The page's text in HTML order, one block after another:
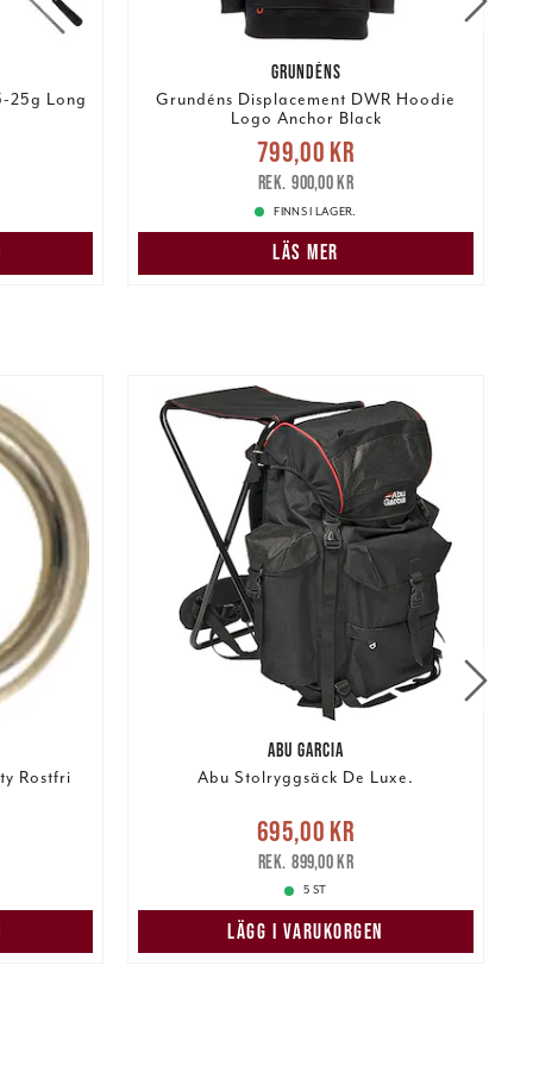
25g Long
GRUNDÉNS
Grundéns Displacement DWR Hoodie
Logo Anchor Black
Nuvarande pris
Tidigare pris
799,00 kr
900,00 kr
FINNS I LAGER.
LÄS MER
Rostfri
ABU GARCIA
Abu Stolryggsäck De Luxe.
Nuvarande pris
Tidigare pris
695,00 kr
899,00 kr
5 ST
LÄGG I VARUKORGEN